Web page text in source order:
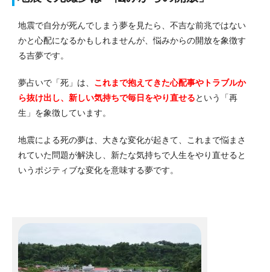
地震で自分が死んでしまう夢を見たら、不吉な前兆ではない
かと心配になるかもしれませんが、悩みからの開放を象徴す
る吉夢です。
夢占いで「死」は、 これまで抱えてきた心配事やトラブルか
ら抜け出し、新しい気持ちで毎日をやり直せるという「再
生」を象徴しています。
地震による死の夢は、大きな変化が起きて、これまで悩まさ
れていた問題が解決し、新たな気持ちで人生をやり直せると
いうポジティブな変化を意味する夢です。